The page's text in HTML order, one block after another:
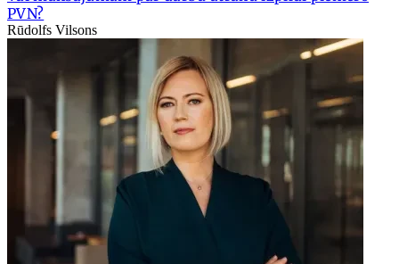
PVN?
Rūdolfs Vilsons